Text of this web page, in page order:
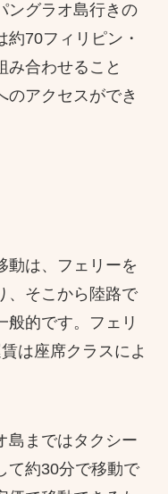
ングラオ島行きの
70フィリピン・
み合わせること
のアクセスができ
動は、フェリーを
、そこから陸路で
般的です。​フェリ
は座席クラスによ
島まではタクシー
て約30分で移動で